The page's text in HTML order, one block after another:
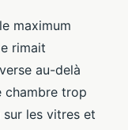
maximum
rimait
au-delà
chambre trop
les vitres et